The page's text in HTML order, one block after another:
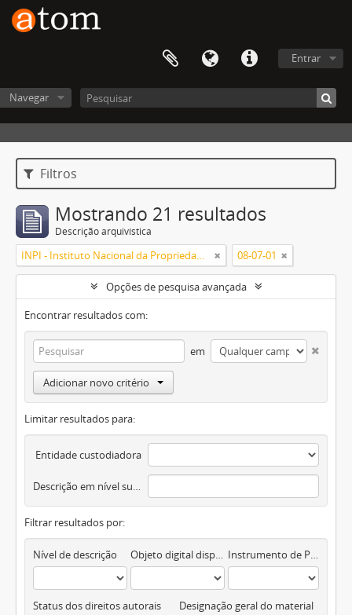
Entrar
Navegar
Filtros
Mostrando 21 resultados
Descrição arquivística
INPI - Instituto Nacional da Propriedade Industrial 08-07-01
Opções de pesquisa avançada
Encontrar resultados com:
em
Adicionar novo critério
Limitar resultados para:
Entidade custodiadora
Descrição em nível superior
Filtrar resultados por:
Nível de descrição Objeto digital disponível Instrumento de Pesquisa
Status dos direitos autorais Designação geral do material